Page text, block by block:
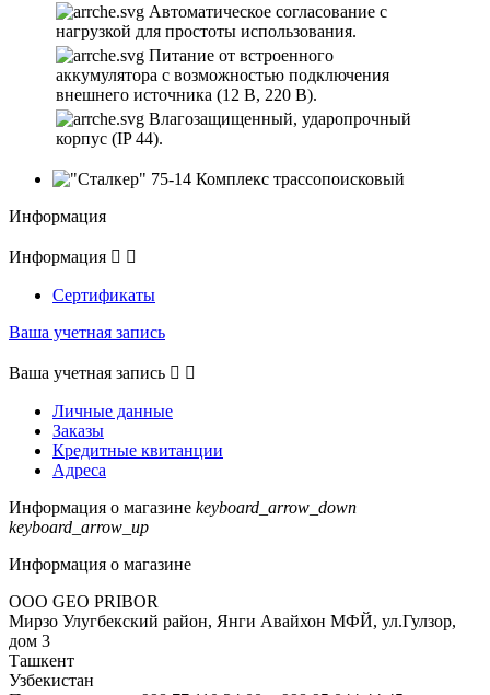
Автоматическое согласование с
нагрузкой для простоты использования.
Питание от встроенного
аккумулятора с возможностью подключения
внешнего источника (12 В, 220 В).
Влагозащищенный, ударопрочный
корпус (IP 44).
Информация
Информация  
Сертификаты
Ваша учетная запись
Ваша учетная запись  
Личные данные
Заказы
Кредитные квитанции
Адреса
Информация о магазине keyboard_arrow_down
keyboard_arrow_up
Информация о магазине
ООО GEO PRIBOR
Мирзо Улугбекский район, Янги Авайхон МФЙ, ул.Гулзор,
дом 3
Ташкент
Узбекистан